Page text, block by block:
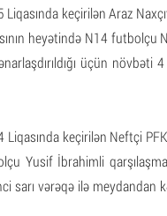
keçirilən Araz
heyətində N14
üçün növbəti
Liqasında keçirilən Neftçi
Yusif İbrahimli
sarı vərəqə ilə meydandan